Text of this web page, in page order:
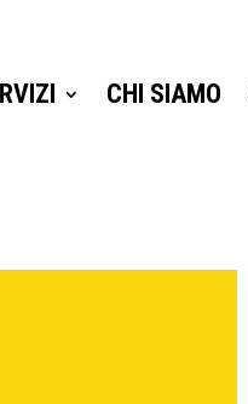
CHI SIAMO
CHI SIAMO